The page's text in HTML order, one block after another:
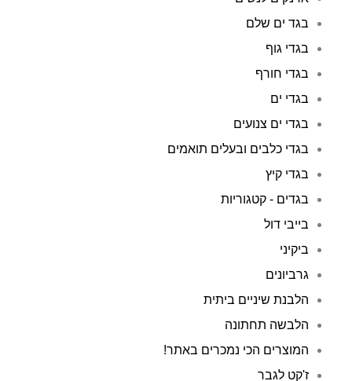
בגד ים שלם
בגדי גוף
בגדי חורף
בגדי ים
בגדי ים צנועים
בגדי כלבים ובעלים תואמים
בגדי קיץ
בגדים - קטגוריות
בייבי דול
ביקיני
גרביונים
הלבנת שיניים ביתית
הלבשה תחתונה
המוצרים הכי נמכרים באתר!
ז'קט לגבר